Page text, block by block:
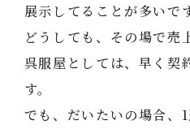
展示してることが多いです
どうしても、その場で売
呉服屋としては、早く契
す。
でも、だいたいの場合、